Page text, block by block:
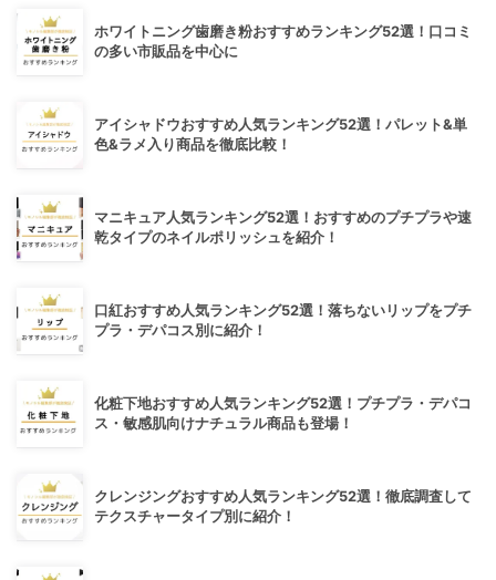
ホワイトニング歯磨き粉おすすめランキング52選！口コミ
の多い市販品を中心に
アイシャドウおすすめ人気ランキング52選！パレット&単
色&ラメ入り商品を徹底比較！
マニキュア人気ランキング52選！おすすめのプチプラや速
乾タイプのネイルポリッシュを紹介！
口紅おすすめ人気ランキング52選！落ちないリップをプチ
プラ・デパコス別に紹介！
化粧下地おすすめ人気ランキング52選！プチプラ・デパコ
ス・敏感肌向けナチュラル商品も登場！
クレンジングおすすめ人気ランキング52選！徹底調査して
テクスチャータイプ別に紹介！